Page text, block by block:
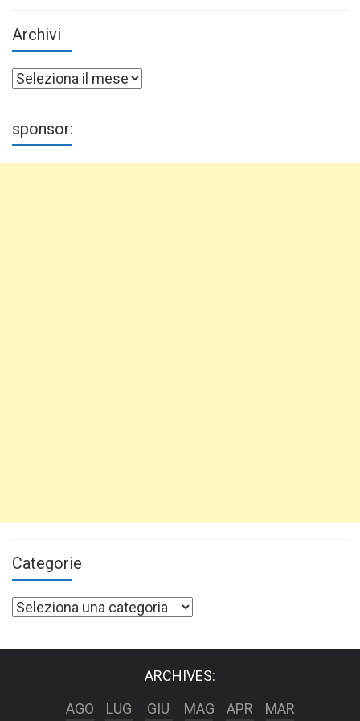
Archivi
Archivi
sponsor:
Categorie
Categorie
ARCHIVES:
AGO
LUG GIU MAG APR MAR